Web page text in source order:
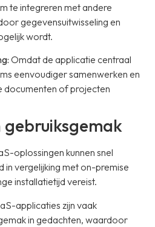
te integreren met andere
gegevensuitwisseling en
wordt.
Omdat de applicatie centraal
eenvoudiger samenwerken en
documenten of projecten
gebruiksgemak
oplossingen kunnen snel
vergelijking met on-premise
installatietijd vereist.
applicaties zijn vaak
in gedachten, waardoor